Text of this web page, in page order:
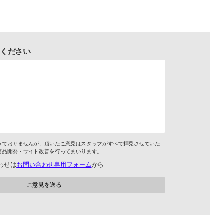
ださい
おりませんが、頂いたご意見はスタッフがすべて拝見させていた
開発・サイト改善を行ってまいります。
せはお問い合わせ専用フォームから